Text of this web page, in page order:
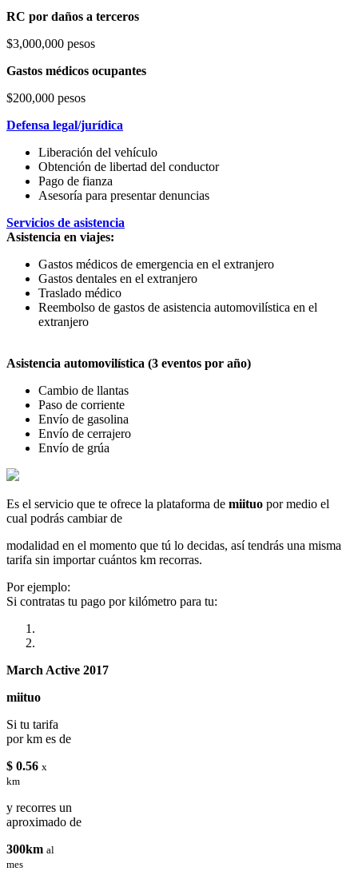
RC por daños a terceros
$3,000,000 pesos
Gastos médicos ocupantes
$200,000 pesos
Defensa legal/jurídica
Liberación del vehículo
Obtención de libertad del conductor
Pago de fianza
Asesoría para presentar denuncias
Servicios de asistencia
Asistencia en viajes:
Gastos médicos de emergencia en el extranjero
Gastos dentales en el extranjero
Traslado médico
Reembolso de gastos de asistencia automovilística en el
extranjero
Asistencia automovilística (3 eventos por año)
Cambio de llantas
Paso de corriente
Envío de gasolina
Envío de cerrajero
Envío de grúa
Es el servicio que te ofrece la plataforma de miituo por medio el
cual podrás cambiar de
modalidad en el momento que tú lo decidas, así tendrás una misma
tarifa sin importar cuántos km recorras.
Por ejemplo:
Si contratas tu pago por kilómetro para tu:
March Active 2017
miituo
Si tu tarifa
por km es de
$ 0.56 x
km
y recorres un
aproximado de
300km al
mes